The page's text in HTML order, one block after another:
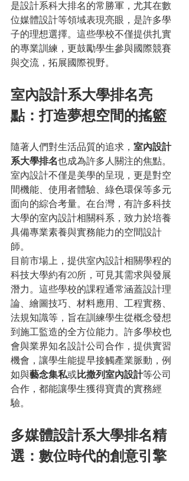
是設計系科大排名的常勝軍，尤其在數
位媒體設計等領域表現亮眼，是許多學
子的理想選擇。這些學校不僅提供扎實
的專業訓練，更鼓勵學生參與國際競賽
與交流，拓展國際視野。
室內設計系大學排名亮
點：打造夢想空間的搖籃
隨著人們對生活品質的追求， 室內設計
系大學排名也成為許多人關注的焦點。
室內設計不僅是美學的呈現，更是對空
間機能、使用者體驗、綠色環保等多元
面向的綜合考量。在台灣，有許多科技
大學的室內設計相關科系，致力於培養
具備專業素養與實務能力的空間設計
師。
目前市場上，提供室內設計相關學程的
科技大學約有20所，可見其需求與發展
潛力。這些學校的課程通常涵蓋設計理
論、繪圖技巧、材料應用、工程實務、
法規知識等，旨在訓練學生從概念發想
到施工監造的全方位能力。許多學校也
會與業界知名設計公司合作，提供實習
機會，讓學生能提早接觸產業脈動，例
如與藝念集私或比撒列室內設計等公司
合作，都能讓學生獲得寶貴的實務經
驗。
多媒體設計系大學排名精
選：數位時代的創意引擎